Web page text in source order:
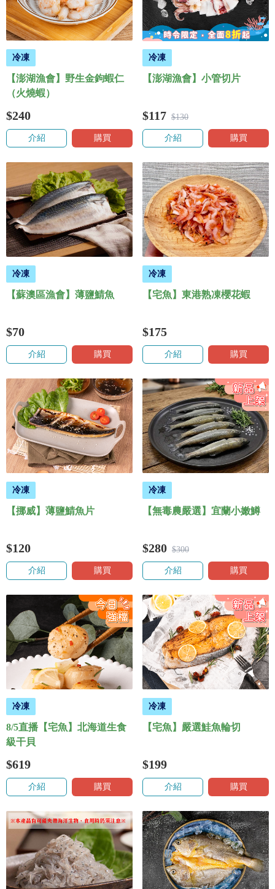
冷凍
【澎湖漁會】野生金鉤蝦仁
（火燒蝦）
$240
介紹 購買
冷凍
【澎湖漁會】小管切片
$117 $130
介紹 購買
冷凍
【蘇澳區漁會】薄鹽鯖魚
$70
介紹 購買
冷凍
【宅魚】東港熟凍櫻花蝦
$175
介紹 購買
冷凍
【挪威】薄鹽鯖魚片
$120
介紹 購買
冷凍
【無毒農嚴選】宜蘭小嫩鱒
$280 $300
介紹 購買
冷凍
8/5直播【宅魚】北海道生食
級干貝
$619
介紹 購買
冷凍
【宅魚】嚴選鮭魚輪切
$199
介紹 購買